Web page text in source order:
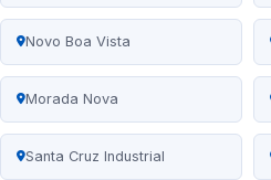
Novo Boa Vista
Morada Nova
Santa Cruz Industrial